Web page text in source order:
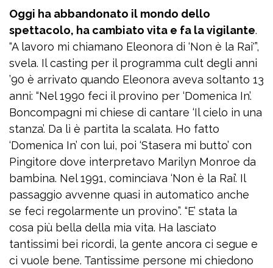
Oggi ha abbandonato il mondo dello
spettacolo, ha cambiato vita e fa la vigilante.
“A lavoro mi chiamano Eleonora di ‘Non è la Rai'”,
svela. Il casting per il programma cult degli anni
’90 è arrivato quando Eleonora aveva soltanto 13
anni: “Nel 1990 feci il provino per ‘Domenica In’.
Boncompagni mi chiese di cantare ‘Il cielo in una
stanza’. Da lì è partita la scalata. Ho fatto
‘Domenica In’ con lui, poi ‘Stasera mi butto’ con
Pingitore dove interpretavo Marilyn Monroe da
bambina. Nel 1991, cominciava ‘Non è la Rai’. Il
passaggio avvenne quasi in automatico anche
se feci regolarmente un provino”. “E’ stata la
cosa più bella della mia vita. Ha lasciato
tantissimi bei ricordi, la gente ancora ci segue e
ci vuole bene. Tantissime persone mi chiedono